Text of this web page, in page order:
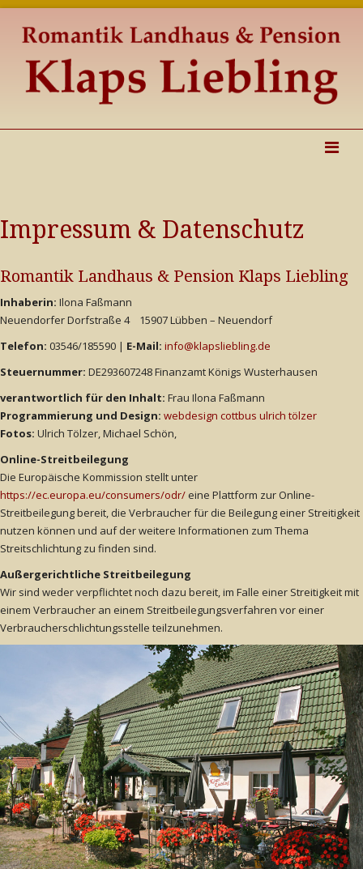
Impressum & Datenschutz
Romantik Landhaus & Pension Klaps Liebling
Inhaberin: Ilona Faßmann
Neuendorfer Dorfstraße 4 15907 Lübben – Neuendorf
Telefon: 03546/185590 | E-Mail: info@klapsliebling.de
Steuernummer: DE293607248 Finanzamt Königs Wusterhausen
verantwortlich für den Inhalt: Frau Ilona Faßmann
Programmierung und Design: webdesign cottbus ulrich tölzer
Fotos: Ulrich Tölzer, Michael Schön,
Online-Streitbeilegung
Die Europäische Kommission stellt unter
https://ec.europa.eu/consumers/odr/ eine Plattform zur Online-
Streitbeilegung bereit, die Verbraucher für die Beilegung einer Streitigkeit
nutzen können und auf der weitere Informationen zum Thema
Streitschlichtung zu finden sind.
Außergerichtliche Streitbeilegung
Wir sind weder verpflichtet noch dazu bereit, im Falle einer Streitigkeit mit
einem Verbraucher an einem Streitbeilegungsverfahren vor einer
Verbraucherschlichtungsstelle teilzunehmen.